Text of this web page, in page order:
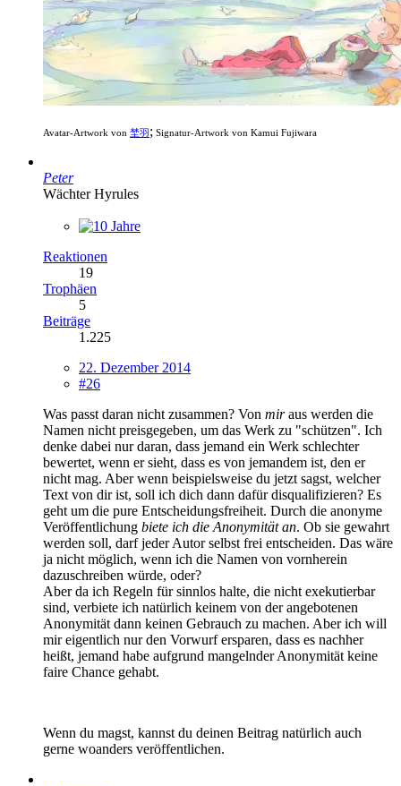
Avatar-Artwork von 埜羽 ; Signatur-Artwork von Kamui Fujiwara
Peter
Wächter Hyrules
Reaktionen
19
Trophäen
5
Beiträge
1.225
22. Dezember 2014
#26
Was passt daran nicht zusammen? Von miraus werden die
Namen nicht preisgegeben, um das Werk zu "schützen". Ich
denke dabei nur daran, dass jemand ein Werk schlechter
bewertet, wenn er sieht, dass es von jemandem ist, den er
nicht mag. Aber wenn beispielsweise du jetzt sagst, welcher
Text von dir ist, soll ich dich dann dafür disqualifizieren? Es
geht um die pure Entscheidungsfreiheit. Durch die anonyme
Veröffentlichung biete ich die Anonymität an. Ob sie gewahrt
werden soll, darf jeder Autor selbst frei entscheiden. Das wäre
ja nicht möglich, wenn ich die Namen von vornherein
dazuschreiben würde, oder?
Aber da ich Regeln für sinnlos halte, die nicht exekutierbar
sind, verbiete ich natürlich keinem von der angebotenen
Anonymität dann keinen Gebrauch zu machen. Aber ich will
mir eigentlich nur den Vorwurf ersparen, dass es nachher
heißt, jemand habe aufgrund mangelnder Anonymität keine
faire Chance gehabt.
Wenn du magst, kannst du deinen Beitrag natürlich auch
gerne woanders veröffentlichen.